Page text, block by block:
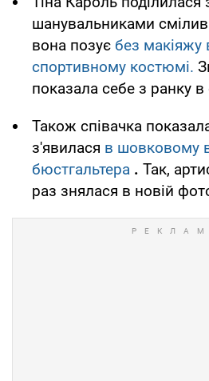
шанувальниками
вона позує без макіяжу
спортивному костюмі.
показала себе з ранку в
Також співачка
з'явилася в шовковому
бюстгальтера . Так,
раз знялася в новій